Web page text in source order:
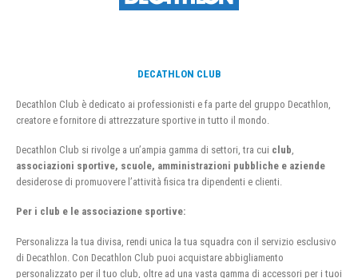
DECATHLON CLUB
Decathlon Club è dedicato ai professionisti e fa parte del gruppo Decathlon,
creatore e fornitore di attrezzature sportive in tutto il mondo.
Decathlon Club si rivolge a un’ampia gamma di settori, tra cui club
associazioni sportive, scuole, amministrazioni pubbliche e aziende
desiderose di promuovere l’attività fisica tra dipendenti e clienti.
Per i club e le associazione sportive:
Personalizza la tua divisa, rendi unica la tua squadra con il servizio esclusivo
di Decathlon. Con Decathlon Club puoi acquistare abbigliamento
personalizzato per il tuo club, oltre ad una vasta gamma di accessori per i tuoi